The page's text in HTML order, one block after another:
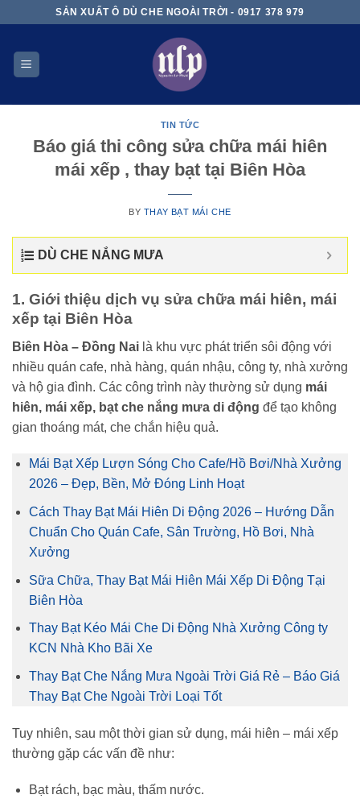
content
SẢN XUẤT Ô DÙ CHE NGOÀI TRỜI - 0917 378 979
TIN TỨC
Báo giá thi công sửa chữa mái hiên
mái xếp , thay bạt tại Biên Hòa
BY THAY BẠT MÁI CHE
DÙ CHE NẮNG MƯA
1. Giới thiệu dịch vụ sửa chữa mái hiên, mái
xếp tại Biên Hòa
Biên Hòa – Đồng Nai là khu vực phát triển sôi động với
nhiều quán cafe, nhà hàng, quán nhậu, công ty, nhà xưởng
và hộ gia đình. Các công trình này thường sử dụng mái
hiên, mái xếp, bạt che nắng mưa di động để tạo không
gian thoáng mát, che chắn hiệu quả.
Mái Bạt Xếp Lượn Sóng Cho Cafe/Hồ Bơi/Nhà Xưởng
2026 – Đẹp, Bền, Mở Đóng Linh Hoạt
Cách Thay Bạt Mái Hiên Di Động 2026 – Hướng Dẫn
Chuẩn Cho Quán Cafe, Sân Trường, Hồ Bơi, Nhà
Xưởng
Sữa Chữa, Thay Bạt Mái Hiên Mái Xếp Di Động Tại
Biên Hòa
Thay Bạt Kéo Mái Che Di Động Nhà Xưởng Công ty
KCN Nhà Kho Bãi Xe
Thay Bạt Che Nắng Mưa Ngoài Trời Giá Rẻ – Báo Giá
Thay Bạt Che Ngoài Trời Loại Tốt
Tuy nhiên, sau một thời gian sử dụng, mái hiên – mái xếp
thường gặp các vấn đề như:
Bạt rách, bạc màu, thấm nước.